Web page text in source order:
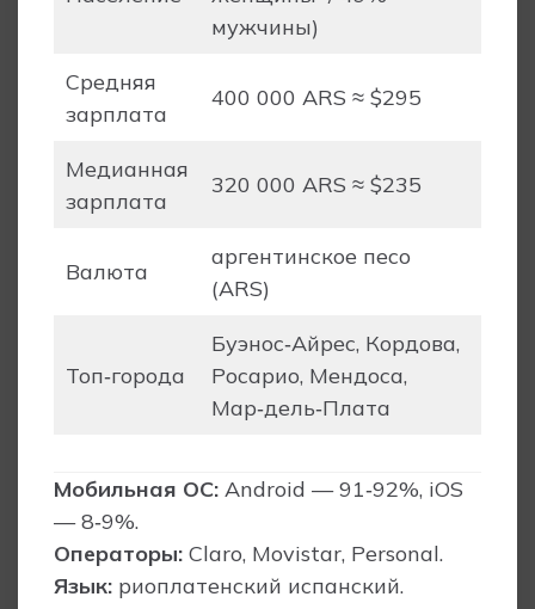
мужчины)
Средняя
зарплата
400 000 ARS ≈ $295
Медианная
зарплата
320 000 ARS ≈ $235
Валюта
аргентинское песо
(ARS)
Топ‑города
Буэнос‑Айрес, Кордова,
Росарио, Мендоса,
Мар‑дель‑Плата
Мобильная ОС: Android — 91‑92%, iOS
— 8‑9%.
Операторы: Claro, Movistar, Personal.
Язык: риоплатенский испанский.